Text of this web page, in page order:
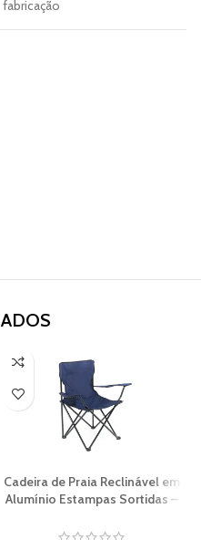
fabricação
Cadeira de Praia Reclinável em
Alumínio Estampas Sortidas –